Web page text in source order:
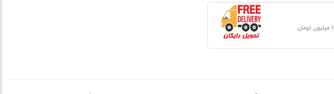
برای سفارشات بالای 10 میلیون تومان